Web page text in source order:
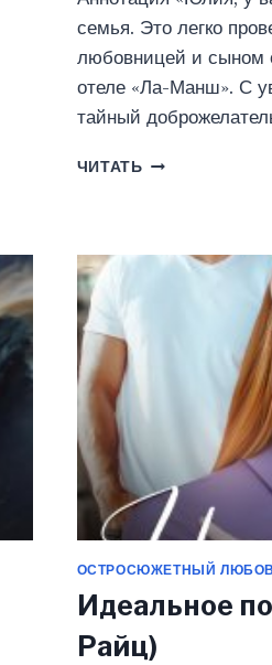
семья. Это легко
любовницей и сыном
отеле «Ла-Манш». С
тайный
ЧИТАТЬ
(ЭММА
ОСТРОСЮЖЕТНЫЙ
Идеальное
Райц)